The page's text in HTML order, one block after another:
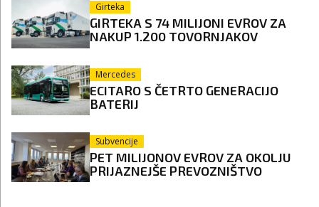
Girteka
GIRTEKA S 74 MILIJONI EVROV ZA
NAKUP 1.200 TOVORNJAKOV
Mercedes
ECITARO S ČETRTO GENERACIJO
BATERIJ
Subvencije
PET MILIJONOV EVROV ZA OKOLJU
PRIJAZNEJŠE PREVOZNIŠTVO